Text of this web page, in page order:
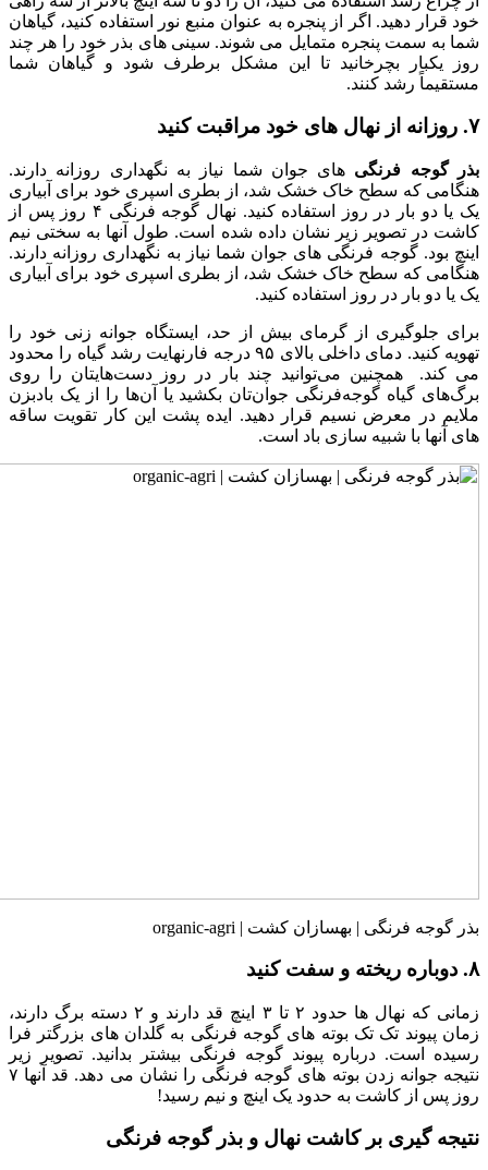
خود قرار دهید. اگر از پنجره به عنوان منبع نور استفاده کنید، گیاهان
شما به سمت پنجره متمایل می شوند. سینی های بذر خود را هر چند
روز یکبار بچرخانید تا این مشکل برطرف شود و گیاهان شما
مستقیماً رشد کنند.
۷. روزانه از نهال های خود مراقبت کنید
بذر گوجه فرنگی های جوان شما نیاز به نگهداری روزانه دارند.
هنگامی که سطح خاک خشک شد، از بطری اسپری خود برای آبیاری
یک یا دو بار در روز استفاده کنید. نهال گوجه فرنگی ۴ روز پس از
کاشت در تصویر زیر نشان داده شده است. طول آنها به سختی نیم
اینچ بود. گوجه فرنگی های جوان شما نیاز به نگهداری روزانه دارند.
هنگامی که سطح خاک خشک شد، از بطری اسپری خود برای آبیاری
یک یا دو بار در روز استفاده کنید.
برای جلوگیری از گرمای بیش از حد، ایستگاه جوانه زنی خود را
تهویه کنید. دمای داخلی بالای ۹۵ درجه فارنهایت رشد گیاه را محدود
می کند. همچنین می‌توانید چند بار در روز دست‌هایتان را روی
برگ‌های گیاه گوجه‌فرنگی جوان‌تان بکشید یا آن‌ها را از یک بادبزن
ملایم در معرض نسیم قرار دهید. ایده پشت این کار تقویت ساقه
های آنها با شبیه سازی باد است.
بذر گوجه فرنگی | بهسازان کشت | organic-agri
۸. دوباره ریخته و سفت کنید
زمانی که نهال ها حدود ۲ تا ۳ اینچ قد دارند و ۲ دسته برگ دارند،
زمان پیوند تک تک بوته های گوجه فرنگی به گلدان های بزرگتر فرا
رسیده است. درباره پیوند گوجه فرنگی بیشتر بدانید. تصویر زیر
نتیجه جوانه زدن بوته های گوجه فرنگی را نشان می دهد. قد آنها ۷
روز پس از کاشت به حدود یک اینچ و نیم رسید!
نتیجه گیری بر کاشت نهال و بذر گوجه فرنگی